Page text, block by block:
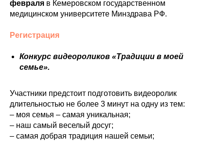
февраля в Кемеровском государственном
медицинском университете Минздрава РФ.
Регистрация
Конкурс видеороликов «Традиции в моей
семье».
Участники предстоит подготовить видеоролик
длительностью не более 3 минут на одну из тем:
– моя семья – самая уникальная;
– ⁠наш самый веселый досуг;
– ⁠самая добрая традиция нашей семьи;